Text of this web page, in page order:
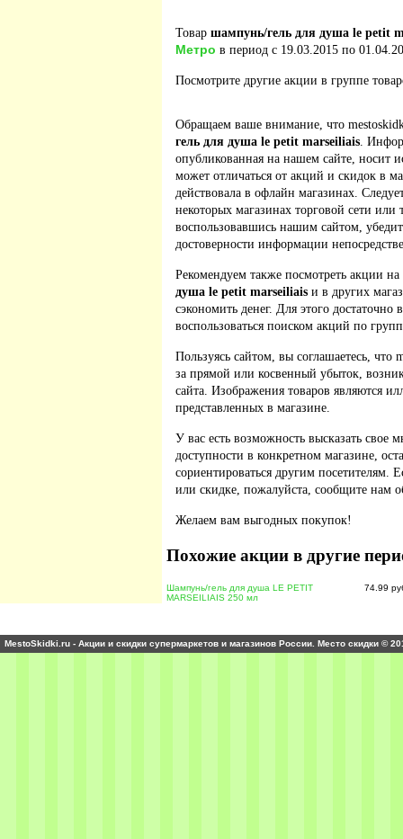
Товар шампунь/гель для душа le petit
Метро в период с 19.03.2015 по
Посмотрите другие акции в группе
Обращаем ваше внимание, что
гель для душа le petit marseiliais.
опубликованная на нашем сайте, носит
может отличаться от акций и скидок в
действовала в офлайн магазинах.
некоторых магазинах торговой сети
воспользовавшись нашим сайтом,
достоверности информации
Рекомендуем также посмотреть акции
душа le petit marseiliais и в других
сэкономить денег. Для этого
воспользоваться поиском акций по
Пользуясь сайтом, вы соглашаетесь, что
за прямой или косвенный убыток,
сайта. Изображения товаров являются
представленных в магазине.
У вас есть возможность высказать свое
доступности в конкретном магазине,
сориентироваться другим
или скидке, пожалуйста, сообщите нам
Желаем вам выгодных покупок!
Похожие акции в другие
Шампунь/гель для душа LE PETIT
MARSEILIAIS 250 мл
74.99
MestoSkidki.ru - Акции и скидки супермаркетов и магазинов России. Место скидки ©